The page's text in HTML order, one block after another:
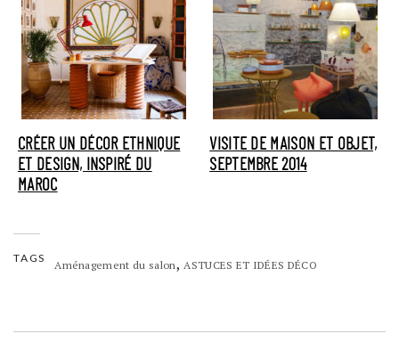
CRÉER UN DÉCOR ETHNIQUE
ET DESIGN, INSPIRÉ DU
MAROC
VISITE DE MAISON ET OBJET,
SEPTEMBRE 2014
TAGS
Aménagement du salon,ASTUCES ET IDÉES DÉCO